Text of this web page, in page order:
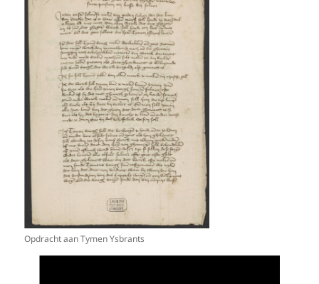
Opdracht aan Tymen Ysbrants